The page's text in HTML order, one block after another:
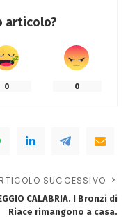
articolo?
0 0
SUCCESSIVO
CALABRIA. I Bronzi di
Riace rimangono a casa.